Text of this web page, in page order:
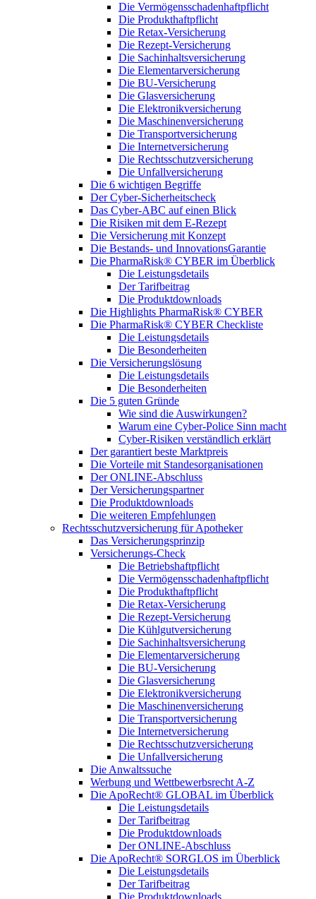
Die Vermögensschadenhaftpflicht
Die Produkthaftpflicht
Die Retax-Versicherung
Die Rezept-Versicherung
Die Sachinhaltsversicherung
Die Elementarversicherung
Die BU-Versicherung
Die Glasversicherung
Die Elektronikversicherung
Die Maschinenversicherung
Die Transportversicherung
Die Internetversicherung
Die Rechtsschutzversicherung
Die Unfallversicherung
Die 6 wichtigen Begriffe
Der Cyber-Sicher­heits­check
Das Cyber-ABC auf einen Blick
Die Risiken mit dem E-Rezept
Die Versicherung mit Konzept
Die Bestands- und InnovationsGarantie
Die PharmaRisk® CYBER im Überblick
Die Leistungsdetails
Der Tarifbeitrag
Die Produktdownloads
Die Highlights PharmaRisk® CYBER
Die PharmaRisk® CYBER Checkliste
Die Leistungsdetails
Die Besonderheiten
Die Versicherungslösung
Die Leistungsdetails
Die Besonderheiten
Die 5 guten Gründe
Wie sind die Auswirkungen?
Warum eine Cyber-Police Sinn macht
Cyber-Risiken verständlich erklärt
Der garantiert beste Marktpreis
Die Vorteile mit Standesorganisationen
Der ONLINE-Abschluss
Der Versicherungspartner
Die Produktdownloads
Die weiteren Empfehlungen
Rechtsschutzversicherung für Apotheker
Das Versicherungsprinzip
Versicherungs-Check
Die Betriebshaftpflicht
Die Vermögensschadenhaftpflicht
Die Produkthaftpflicht
Die Retax-Versicherung
Die Rezept-Versicherung
Die Kühlgutversicherung
Die Sachinhaltsversicherung
Die Elementarversicherung
Die BU-Versicherung
Die Glasversicherung
Die Elektronikversicherung
Die Maschinenversicherung
Die Transportversicherung
Die Internetversicherung
Die Rechtsschutzversicherung
Die Unfallversicherung
Die Anwaltssuche
Werbung und Wettbewerbsrecht A-Z
Die ApoRecht® GLOBAL im Überblick
Die Leistungsdetails
Der Tarifbeitrag
Die Produktdownloads
Der ONLINE-Abschluss
Die ApoRecht® SORGLOS im Überblick
Die Leistungsdetails
Der Tarifbeitrag
Die Produktdownloads